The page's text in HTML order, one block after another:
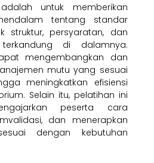
untuk memberikan
tentang standar
struktur, persyaratan, dan
di dalamnya.
mengembangkan dan
mutu yang sesuai
meningkatkan efisiensi
Selain itu, pelatihan ini
peserta cara
dan menerapkan
dengan kebutuhan